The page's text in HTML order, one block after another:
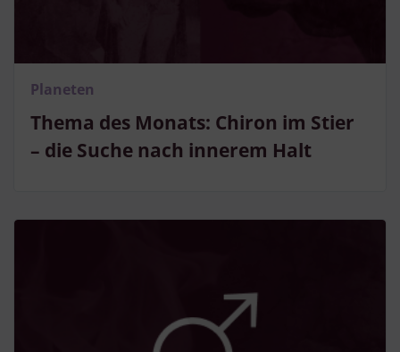
Thema des Monats: Chiron im Stier
– die Suche nach innerem Halt
Planeten